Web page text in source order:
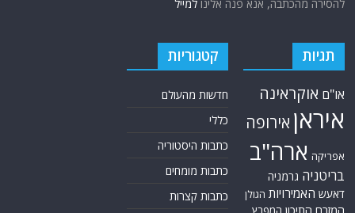
להסירה מהכתבה, אנא פנה אלינולמייל
תגיות
או"ם אוקראינה
איראן אירופה
אפריקה ארה"ב
בריטניה גרמניה
דאעש האמירויות הגולן
המזרח התיכון
קטגוריות
חדשות מהעולם
כללי
כתבות היסטוריה
כתבות מומחים
כתבות קצרות